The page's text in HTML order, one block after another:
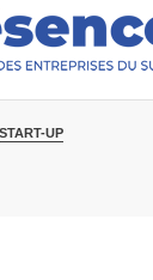
START-UP